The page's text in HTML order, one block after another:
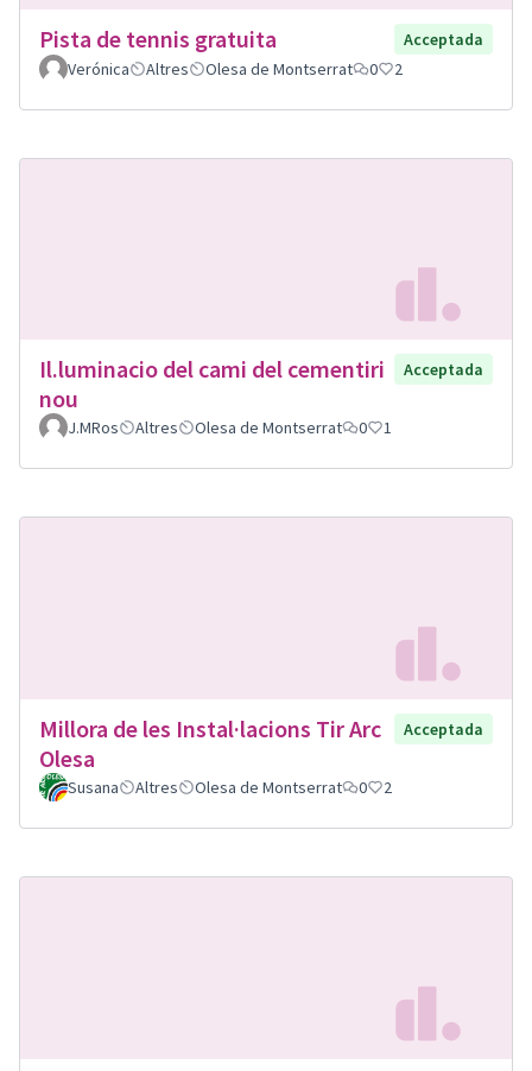
Pista de tennis gratuita
Acceptada
Verónica
Altres Olesa de Montserrat 0 2
Il.luminacio del cami del cementiri
nou
Acceptada
J.MRos Altres Olesa de Montserrat 0 1
Millora de les Instal·lacions Tir Arc
Olesa
Acceptada
Susana Altres Olesa de Montserrat 0 2